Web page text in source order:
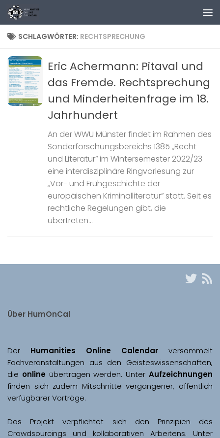
Zum Inhalt springen
SCHLAGWÖRTER: RECHTSPRECHUNG
Eric Achermann: Pitaval und
das Fremde. Rechtsprechung
und Minderheitenfrage im 18.
Jahrhundert
An der WWU Münster findet im Rahmen des
Sonderforschungsbereichs 1385 „Recht
und Literatur“ im Wintersemester 2022/23
eine interdisziplinäre Ringvorlesung zur
„Vor- und Frühgeschichte der
europäischen Kriminalliteratur“ statt. Seit es
rechtliche Regelungen gibt, die
übertreten...
Über HumOnCal
Der Humanities Online Calendar versammelt
Fachveranstaltungen aus den Geisteswissenschaften,
die online übertragen werden. Unter Aufzeichnungen
finden sich zudem Mitschnitte vergangener, öffentlich
Das Projekt verpflichtet sich den Prinzipien des
Crowdsourcings und kollaborativen Arbeitens. Unter